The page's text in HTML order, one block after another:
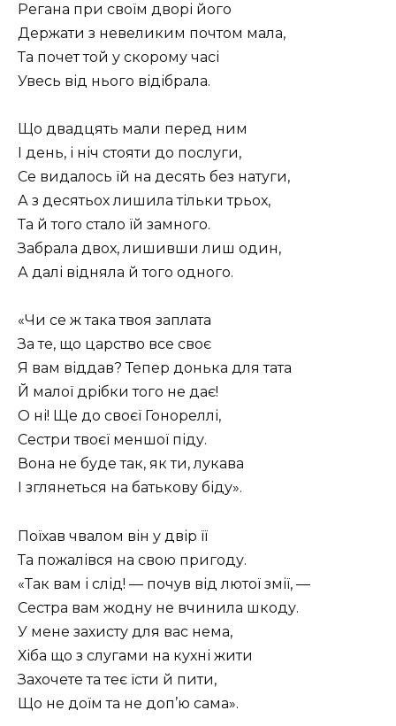
Регана при своїм дворі його
Держати з невеликим почтом мала,
Та почет той у скорому часі
Увесь від нього відібрала.
Що двадцять мали перед ним
І день, і ніч стояти до послуги,
Се видалось їй на десять без натуги,
А з десятьох лишила тільки трьох,
Та й того стало їй замного.
Забрала двох, лишивши лиш один,
А далі відняла й того одного.
«Чи се ж така твоя заплата
За те, що царство все своє
Я вам віддав? Тепер донька для тата
Й малої дрібки того не дає!
О ні! Ще до своєї Гонореллі,
Сестри твоєї меншої піду.
Вона не буде так, як ти, лукава
І зглянеться на батькову біду».
Поїхав чвалом він у двір її
Та пожалівся на свою пригоду.
«Так вам і слід! — почув від лютої змії, —
Сестра вам жодну не вчинила шкоду.
У мене захисту для вас нема,
Хіба що з слугами на кухні жити
Захочете та теє їсти й пити,
Що не доїм та не доп’ю сама».